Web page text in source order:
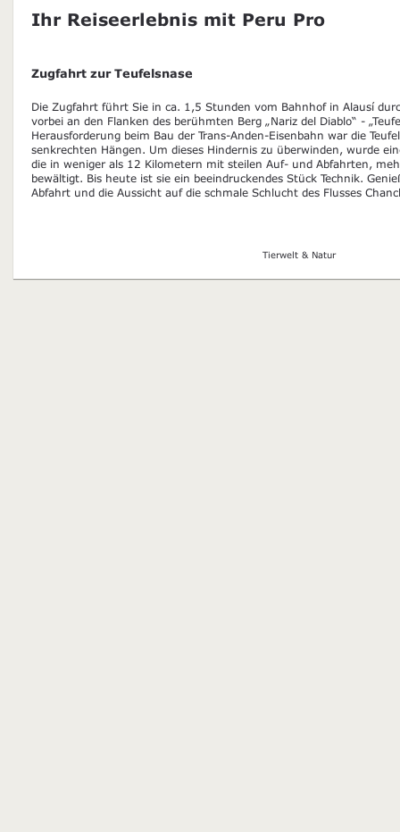
Ihr Reiseerlebnis mit Peru Pro
Zugfahrt zur Teufelsnase
Die Zugfahrt führt Sie in ca. 1,5 Stunden vom Bahnhof in Alausí
vorbei an den Flanken des berühmten Berg „Nariz del Diablo“ -
Herausforderung beim Bau der Trans-Anden-Eisenbahn war die
senkrechten Hängen. Um dieses Hindernis zu überwinden, wurde
die in weniger als 12 Kilometern mit steilen Auf- und Abfahrten,
bewältigt. Bis heute ist sie ein beeindruckendes Stück Technik.
Abfahrt und die Aussicht auf die schmale Schlucht des Flusses
Tierwelt & Natur